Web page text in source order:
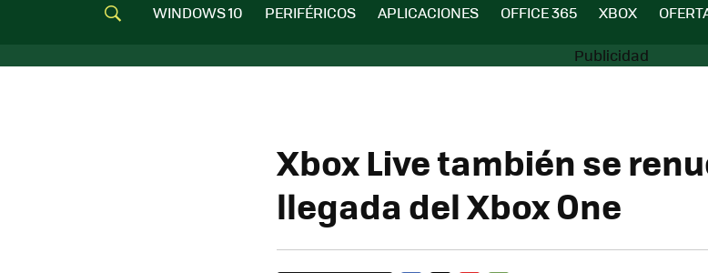
WINDOWS 10 PERIFÉRICOS APLICACIONES OFFICE 365 XBOX
Xbox Live también se
llegada del Xbox One